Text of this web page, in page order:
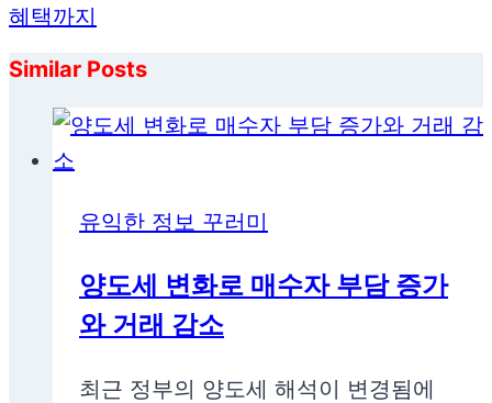
혜택까지
Similar Posts
유익한 정보 꾸러미
양도세 변화로 매수자 부담 증가
와 거래 감소
최근 정부의 양도세 해석이 변경됨에